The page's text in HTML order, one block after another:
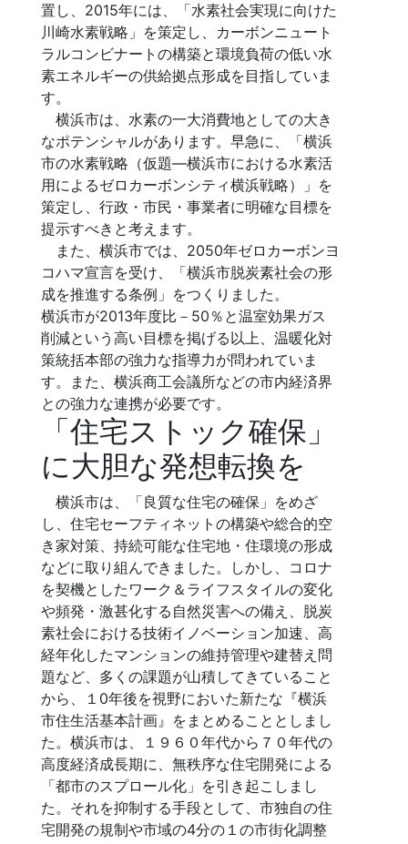
置し、2015年には、「水素社会実現に向けた
川崎水素戦略」を策定し、カーボンニュート
ラルコンビナートの構築と環境負荷の低い水
素エネルギーの供給拠点形成を目指していま
す。
横浜市は、水素の一大消費地としての大き
なポテンシャルがあります。早急に、「横浜
市の水素戦略（仮題―横浜市における水素活
用によるゼロカーボンシティ横浜戦略）」を
策定し、行政・市民・事業者に明確な目標を
提示すべきと考えます。
また、横浜市では、2050年ゼロカーボンヨ
コハマ宣言を受け、「横浜市脱炭素社会の形
成を推進する条例」をつくりました。
横浜市が2013年度比－50％と温室効果ガス
削減という高い目標を掲げる以上、温暖化対
策統括本部の強力な指導力が問われていま
す。また、横浜商工会議所などの市内経済界
との強力な連携が必要です。
「住宅ストック確保」
に大胆な発想転換を
横浜市は、「良質な住宅の確保」をめざ
し、住宅セーフティネットの構築や総合的空
き家対策、持続可能な住宅地・住環境の形成
などに取り組んできました。しかし、コロナ
を契機としたワーク＆ライフスタイルの変化
や頻発・激甚化する自然災害への備え、脱炭
素社会における技術イノベーション加速、高
経年化したマンションの維持管理や建替え問
題など、多くの課題が山積してきていること
から、１0年後を視野においた新たな『横浜
市住生活基本計画』をまとめることとしまし
た。横浜市は、１９６０年代から７０年代の
高度経済成長期に、無秩序な住宅開発による
「都市のスプロール化」を引き起こしまし
た。それを抑制する手段として、市独自の住
宅開発の規制や市域の4分の１の市街化調整